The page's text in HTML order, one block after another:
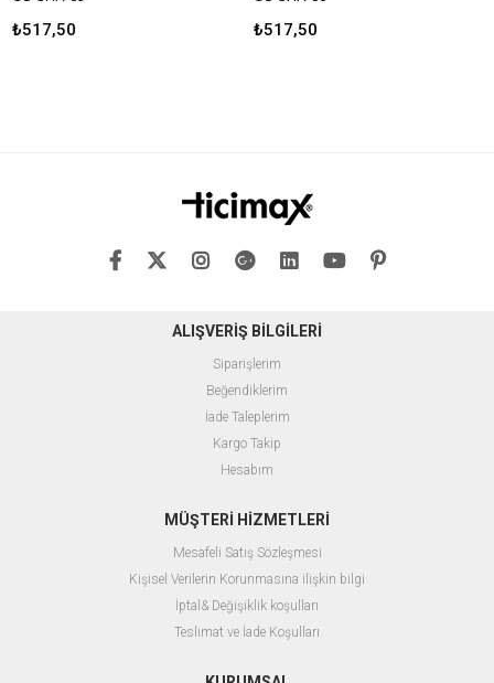
₺517,50
ALIŞVERİŞ BİLGİLERİ
Siparişlerim
Beğendiklerim
İade Taleplerim
Kargo Takip
Hesabım
MÜŞTERİ HİZMETLERİ
Mesafeli Satış Sözleşmesi
Kişisel Verilerin Korunmasına ilişkin bilgi
İptal& Değişiklik koşulları
Teslimat ve İade Koşulları